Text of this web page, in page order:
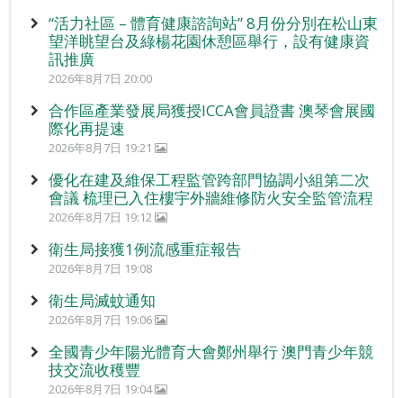
“活力社區 – 體育健康諮詢站” 8月份分別在松山東
望洋眺望台及綠楊花園休憩區舉行，設有健康資
訊推廣
2026年8月7日 20:00
合作區產業發展局獲授ICCA會員證書 澳琴會展國
際化再提速
2026年8月7日 19:21
優化在建及維保工程監管跨部門協調小組第二次
會議 梳理已入住樓宇外牆維修防火安全監管流程
2026年8月7日 19:12
衛生局接獲1例流感重症報告
2026年8月7日 19:08
衛生局滅蚊通知
2026年8月7日 19:06
全國青少年陽光體育大會鄭州舉行 澳門青少年競
技交流收穫豐
2026年8月7日 19:04